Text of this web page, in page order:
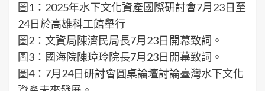
圖1：2025年水下文化資產國際研討會7月23日至
24日於高雄科工館舉行
圖2：文資局陳濟民局長7月23日開幕致詞。
圖3：國海院陳璋玲院長7月23日開幕致詞。
圖4：7月24日研討會圓桌論壇討論臺灣水下文化